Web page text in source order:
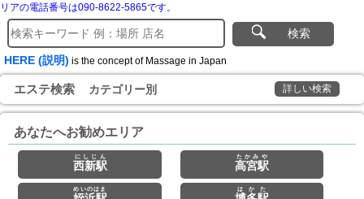
リアの電話番号は090-8622-5865です。
検索
HERE (説明) is the concept of Massage in Japan
エステ検索 カテゴリー別 詳しい検索
あなたへお勧めエリア
西新駅
にしじん
高宮駅
たかみや
めいのはま はかた